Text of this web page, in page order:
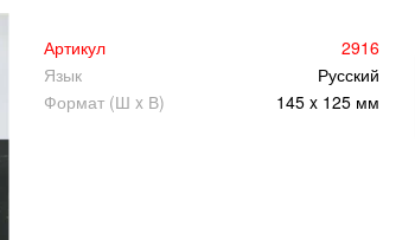
Артикул
2916
Язык
Русский
Формат (Ш x В)
145 x 125 мм